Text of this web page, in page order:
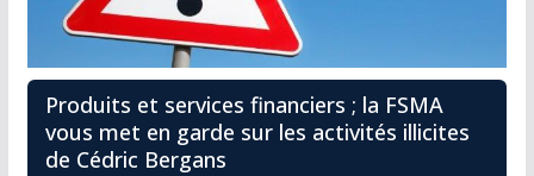
Produits et services financiers ; la FSMA
vous met en garde sur les activités illicites
de Cédric Bergans